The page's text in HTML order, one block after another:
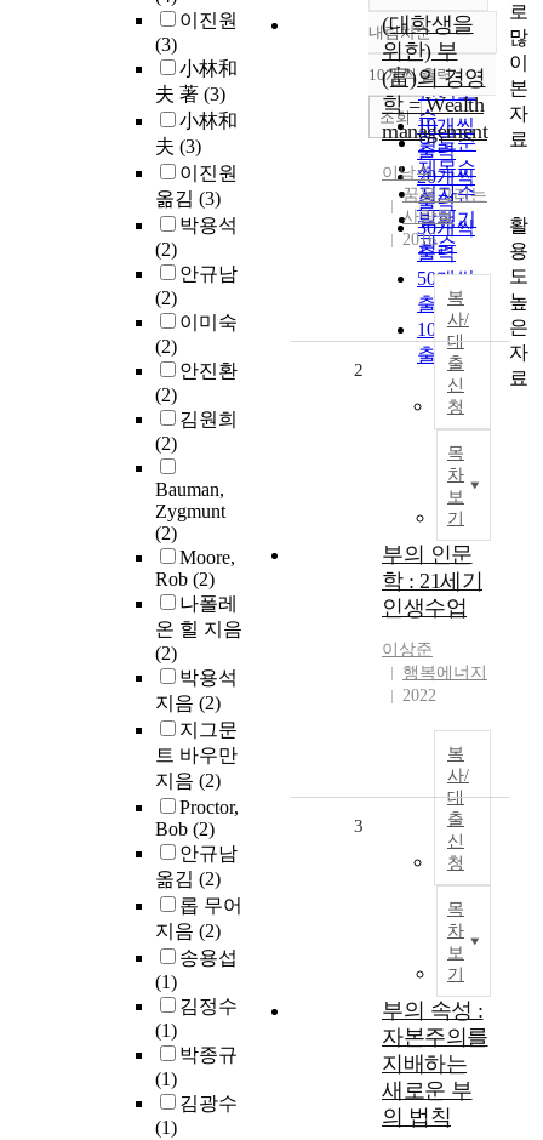
이진원
(3)
小林和
夫 著 (3)
小林和
夫 (3)
이진원
옮김 (3)
박용석
(2)
안규남
(2)
이미숙
(2)
안진환
(2)
김원희
(2)
Bauman,
Zygmunt
(2)
Moore,
Rob (2)
나폴레
온 힐 지음
(2)
박용석
지음 (2)
지그문
트 바우만
지음 (2)
Proctor,
Bob (2)
안규남
옮김 (2)
롭 무어
지음 (2)
송용섭
(1)
김정수
(1)
박종규
(1)
김광수
(1)
정확도
순
인기도
순
연도순
제목순
저자순
발행기
관순
내림차순
내림차순
10개씩 출력
10개씩
출력
20개씩
출력
30개씩
출력
50개씩
출력
100개씩
출력
조회
(대학생을
위한) 부
(富)의 경영
학 = Wealth
management
이남수
꿈을그리는
사람들
2016
복
사/
대
출
신
청
목
차
보
기
2
부의 인문
학 : 21세기
인생수업
이상준
행복에너지
2022
복
사/
대
출
신
청
목
차
보
기
3
부의 속성 :
자본주의를
지배하는
새로운 부
의 법칙
로
많
이
본
자
료
활
용
도
높
은
자
료